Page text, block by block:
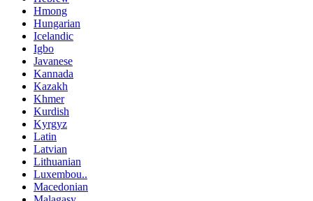
Hmong
Hungarian
Icelandic
Igbo
Javanese
Kannada
Kazakh
Khmer
Kurdish
Kyrgyz
Latin
Latvian
Lithuanian
Luxembou..
Macedonian